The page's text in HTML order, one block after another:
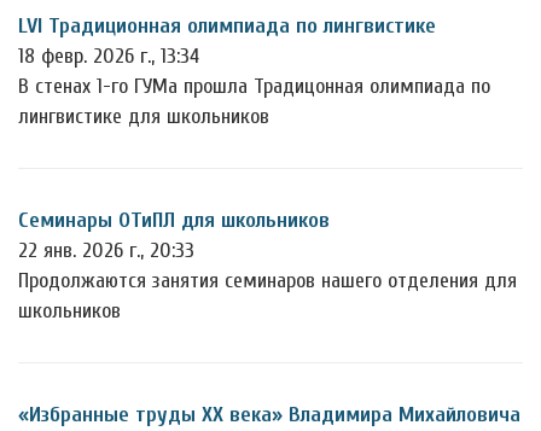
LVI Традиционная олимпиада по лингвистике
18 февр. 2026 г., 13:34
В стенах 1-го ГУМа прошла Традицонная олимпиада по
лингвистике для школьников
Семинары ОТиПЛ для школьников
22 янв. 2026 г., 20:33
Продолжаются занятия семинаров нашего отделения для
школьников
«Избранные труды ХХ века» Владимира Михайловича